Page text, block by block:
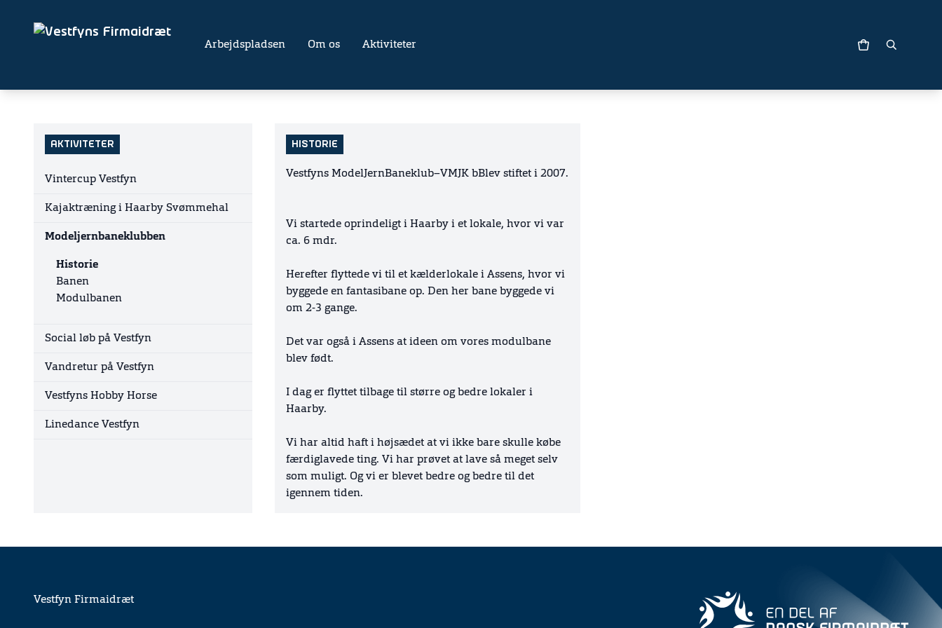
Arbejdspladsen Om os Aktiviteter
AKTIVITETER
Vintercup Vestfyn
Kajaktræning i Haarby Svømmehal
Modeljernbaneklubben
Historie
Banen
Modulbanen
Social løb på Vestfyn
Vandretur på Vestfyn
Vestfyns Hobby Horse
Linedance Vestfyn
HISTORIE
Vestfyns ModelJernBaneklub–VMJK bBlev stiftet i 2007.
Vi startede oprindeligt i Haarby i et lokale, hvor vi var
ca. 6 mdr.
Herefter flyttede vi til et kælderlokale i Assens, hvor vi
byggede en fantasibane op. Den her bane byggede vi
om 2-3 gange.
Det var også i Assens at ideen om vores modulbane
blev født.
I dag er flyttet tilbage til større og bedre lokaler i
Haarby.
Vi har altid haft i højsædet at vi ikke bare skulle købe
færdiglavede ting. Vi har prøvet at lave så meget selv
som muligt. Og vi er blevet bedre og bedre til det
igennem tiden.
Vestfyn Firmaidræt